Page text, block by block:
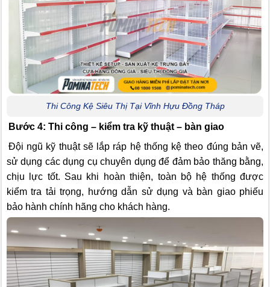
Thi Công Kệ Siêu Thị Tại Vĩnh Hựu Đồng Tháp
Bước 4: Thi công – kiểm tra kỹ thuật – bàn giao
Đội ngũ kỹ thuật sẽ lắp ráp hệ thống kệ theo đúng bản vẽ,
sử dụng các dụng cụ chuyên dụng để đảm bảo thăng bằng,
chịu lực tốt. Sau khi hoàn thiện, toàn bộ hệ thống được
kiểm tra tải trọng, hướng dẫn sử dụng và bàn giao phiếu
bảo hành chính hãng cho khách hàng.